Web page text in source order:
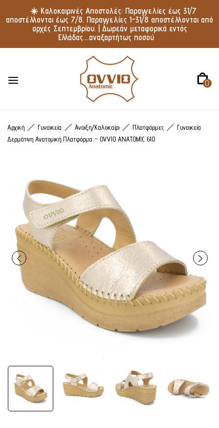
☀️ Καλοκαιρινές Αποστολές: Παραγγελίες έως 31/7
αποστέλλονται έως 7/8. Παραγγελίες 1–31/8 αποστέλλονται από
αρχές Σεπτεμβρίου. | Δωρεάν μεταφορικά εντός
Ελλάδας....αναξαρτήτως ποσού
0
Αρχική Γυναικεία Άνοιξη/Καλοκαίρι Πλατφόρμες
Γυναικεία
Δερμάτινη Ανατομική Πλατφόρμα – OVVIO ANATOMIC 610